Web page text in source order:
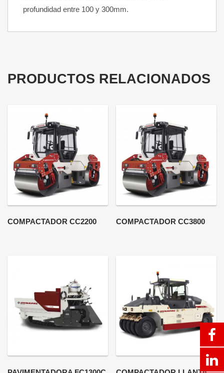
profundidad entre 100 y 300mm.
PRODUCTOS RELACIONADOS
COMPACTADOR CC2200 COMPACTADOR CC3800